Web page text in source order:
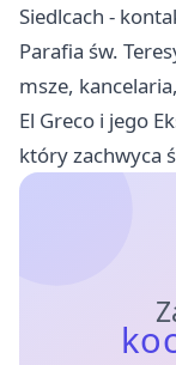
Siedlcach -
Parafia św.
msze,
El Greco i jego
który zachwyca